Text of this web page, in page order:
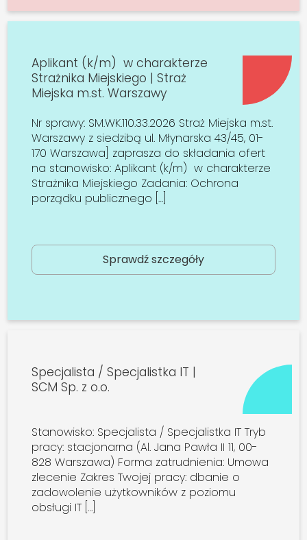
Aplikant (k/m) w charakterze
Strażnika Miejskiego | Straż
Miejska m.st. Warszawy
Nr sprawy: SM.WK.110.33.2026 Straż Miejska m.st.
Warszawy z siedzibą ul. Młynarska 43/45, 01-
170 Warszawa] zaprasza do składania ofert
na stanowisko: Aplikant (k/m) w charakterze
Strażnika Miejskiego Zadania: Ochrona
porządku publicznego […]
Sprawdź szczegóły
Specjalista / Specjalistka IT |
SCM Sp. z o.o.
Stanowisko: Specjalista / Specjalistka IT Tryb
pracy: stacjonarna (Al. Jana Pawła II 11, 00-
828 Warszawa) Forma zatrudnienia: Umowa
zlecenie Zakres Twojej pracy: dbanie o
zadowolenie użytkowników z poziomu
obsługi IT […]